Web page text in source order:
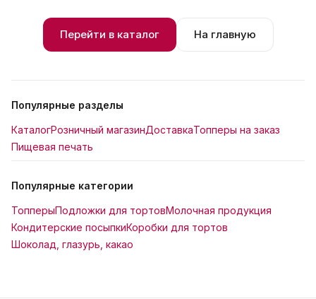
Перейти в каталог На главную
Популярные разделы
КаталогРозничный магазинДоставкаТопперы на заказ
Пищевая печать
Популярные категории
ТопперыПодложки для тортовМолочная продукция
Кондитерские посыпкиКоробки для тортов
Шоколад, глазурь, какао